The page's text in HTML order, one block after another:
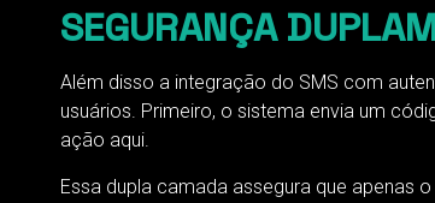
SEGURANÇA
Além disso a integração do SMS com
usuários. Primeiro, o sistema envia um
ação aqui.
Essa dupla camada assegura que apenas